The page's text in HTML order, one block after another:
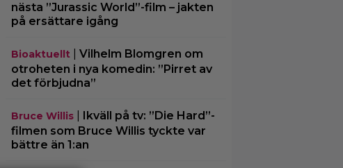
nästa ”Jurassic World”-film – jakten
på ersättare igång
Bioaktuellt| Vilhelm Blomgren om
otroheten i nya komedin: ”Pirret av
det förbjudna”
Bruce Willis| Ikväll på tv: ”Die Hard”-
filmen som Bruce Willis tyckte var
bättre än 1:an